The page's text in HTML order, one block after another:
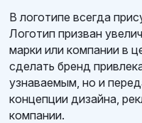
В логотипе всегда
Логотип призван
марки или компании в
сделать бренд
узнаваемым, но и
концепции дизайна,
компании.